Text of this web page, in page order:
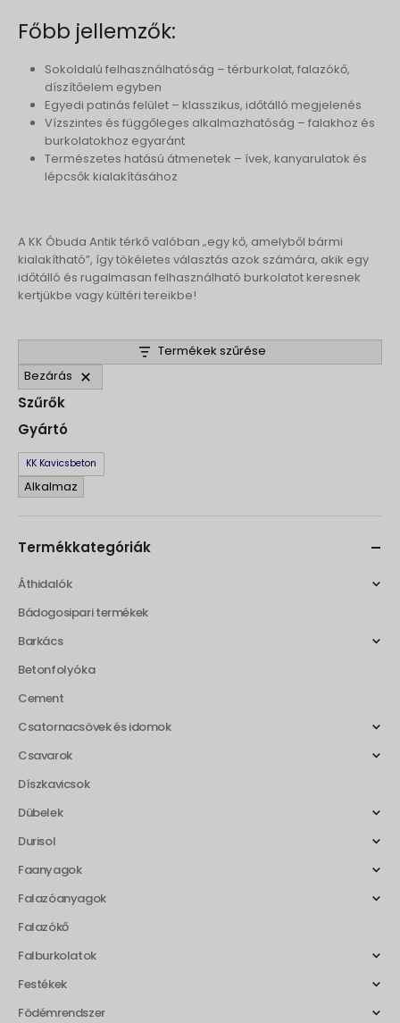
Főbb jellemzők:
Sokoldalú felhasználhatóság – térburkolat, falazókő,
díszítőelem egyben
Egyedi patinás felület – klasszikus, időtálló megjelenés
Vízszintes és függőleges alkalmazhatóság – falakhoz és
burkolatokhoz egyaránt
Természetes hatású átmenetek – ívek, kanyarulatok és
lépcsők kialakításához
A KK Óbuda Antik térkő valóban „egy kő, amelyből bármi
kialakítható”, így tökéletes választás azok számára, akik egy
időtálló és rugalmasan felhasználható burkolatot keresnek
kertjükbe vagy kültéri tereikbe!
Termékek szűrése
Bezárás
Szűrők
Gyártó
Gyártó
KK Kavicsbeton
Alkalmaz
Termékkategóriák
Áthidalók
Bádogosipari termékek
Barkács
Betonfolyóka
Cement
Csatornacsövek és idomok
Csavarok
Díszkavicsok
Dübelek
Durisol
Faanyagok
Falazóanyagok
Falazókő
Falburkolatok
Festékek
Födémrendszer